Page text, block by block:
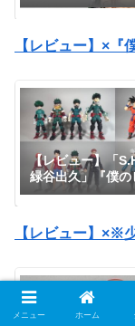
拳-」『ワンピー
【レビュー】×『
【レビュー】「
緑谷出久」『僕の
カデミア』
【レビュー】×※
メニュー ホーム